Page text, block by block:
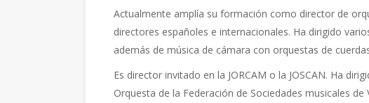
Actualmente amplía su formación como director de
directores españoles e internacionales. Ha dirigido
además de música de cámara con orquestas de
Es director invitado en la JORCAM o la JOSCAN. Ha
Orquesta de la Federación de Sociedades musicales